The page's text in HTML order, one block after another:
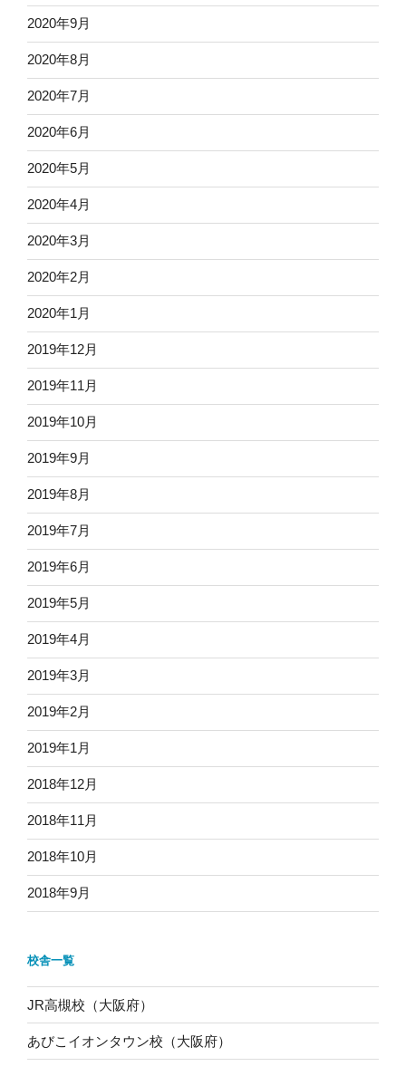
2020年9月
2020年8月
2020年7月
2020年6月
2020年5月
2020年4月
2020年3月
2020年2月
2020年1月
2019年12月
2019年11月
2019年10月
2019年9月
2019年8月
2019年7月
2019年6月
2019年5月
2019年4月
2019年3月
2019年2月
2019年1月
2018年12月
2018年11月
2018年10月
2018年9月
校舎一覧
JR高槻校（大阪府）
あびこイオンタウン校（大阪府）